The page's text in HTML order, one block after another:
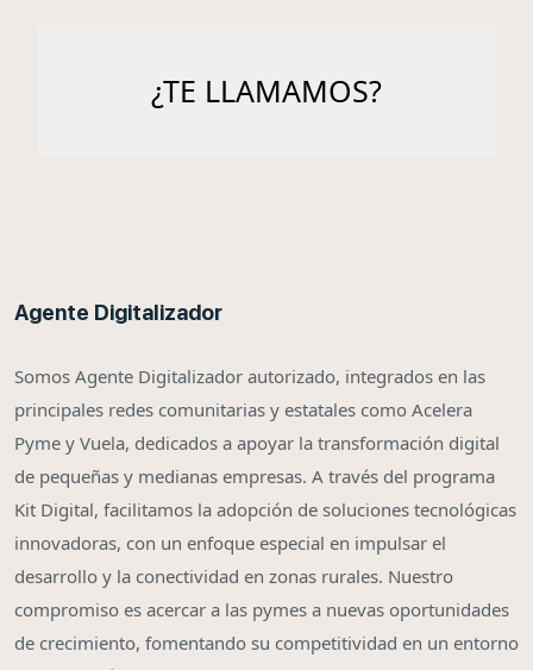
Agente Digitalizador
Somos Agente Digitalizador autorizado, integrados en las
principales redes comunitarias y estatales como Acelera
Pyme y Vuela, dedicados a apoyar la transformación digital
de pequeñas y medianas empresas. A través del programa
Kit Digital, facilitamos la adopción de soluciones tecnológicas
innovadoras, con un enfoque especial en impulsar el
desarrollo y la conectividad en zonas rurales. Nuestro
compromiso es acercar a las pymes a nuevas oportunidades
de crecimiento, fomentando su competitividad en un entorno